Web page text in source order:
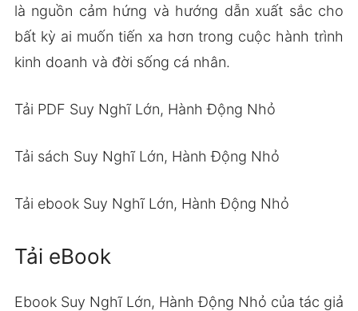
là nguồn cảm hứng và hướng dẫn xuất sắc cho
bất kỳ ai muốn tiến xa hơn trong cuộc hành trình
kinh doanh và đời sống cá nhân.
Tải PDF Suy Nghĩ Lớn, Hành Động Nhỏ
Tải sách Suy Nghĩ Lớn, Hành Động Nhỏ
Tải ebook Suy Nghĩ Lớn, Hành Động Nhỏ
Tải eBook
Ebook Suy Nghĩ Lớn, Hành Động Nhỏ của tác giả